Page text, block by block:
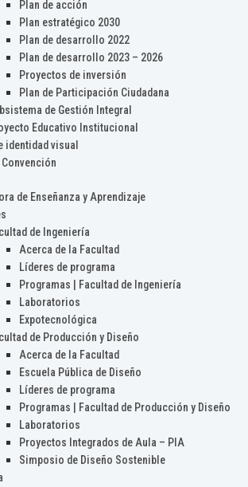
Plan de acción
Plan estratégico 2030
Plan de desarrollo 2022
Plan de desarrollo 2023 – 2026
Proyectos de inversión
Plan de Participación Ciudadana
de Gestión Integral
Educativo Institucional
identidad visual
de Enseñanza y Aprendizaje
de Ingeniería
Acerca de la Facultad
Líderes de programa
Programas | Facultad de Ingeniería
Laboratorios
Expotecnológica
de Producción y Diseño
Acerca de la Facultad
Escuela Pública de Diseño
Líderes de programa
Programas | Facultad de Producción y Diseño
Laboratorios
Proyectos Integrados de Aula – PIA
Simposio de Diseño Sostenible